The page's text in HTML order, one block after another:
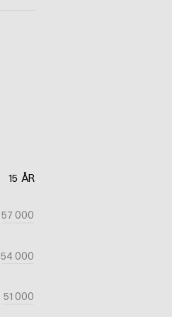
15 ÅR
51 000
54 000
57 000